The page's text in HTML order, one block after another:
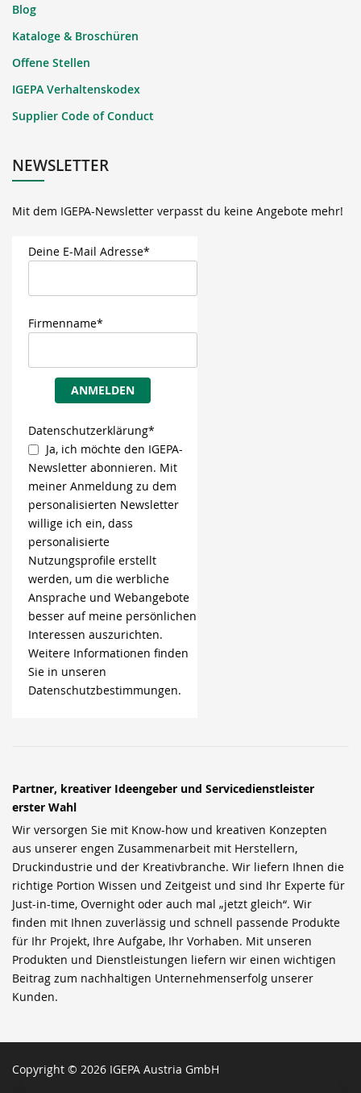
Blog
Kataloge & Broschüren
Offene Stellen
IGEPA Verhaltenskodex
Supplier Code of Conduct
NEWSLETTER
Mit dem IGEPA-Newsletter verpasst du keine Angebote mehr!
Deine E-Mail Adresse*
Firmenname*
ANMELDEN
Datenschutzerklärung*
Ja, ich möchte den IGEPA-
Newsletter abonnieren. Mit
meiner Anmeldung zu dem
personalisierten Newsletter
willige ich ein, dass
personalisierte
Nutzungsprofile erstellt
werden, um die werbliche
Ansprache und Webangebote
besser auf meine persönlichen
Interessen auszurichten.
Weitere Informationen finden
Sie in unseren
Datenschutzbestimmungen.
Partner, kreativer Ideengeber und Servicedienstleister
erster Wahl
Wir versorgen Sie mit Know-how und kreativen Konzepten
aus unserer engen Zusammenarbeit mit Herstellern,
Druckindustrie und der Kreativbranche. Wir liefern Ihnen die
richtige Portion Wissen und Zeitgeist und sind Ihr Experte für
Just-in-time, Overnight oder auch mal „jetzt gleich“. Wir
finden mit Ihnen zuverlässig und schnell passende Produkte
für Ihr Projekt, Ihre Aufgabe, Ihr Vorhaben. Mit unseren
Produkten und Dienstleistungen liefern wir einen wichtigen
Beitrag zum nachhaltigen Unternehmenserfolg unserer
Kunden.
Copyright © 2026 IGEPA Austria GmbH